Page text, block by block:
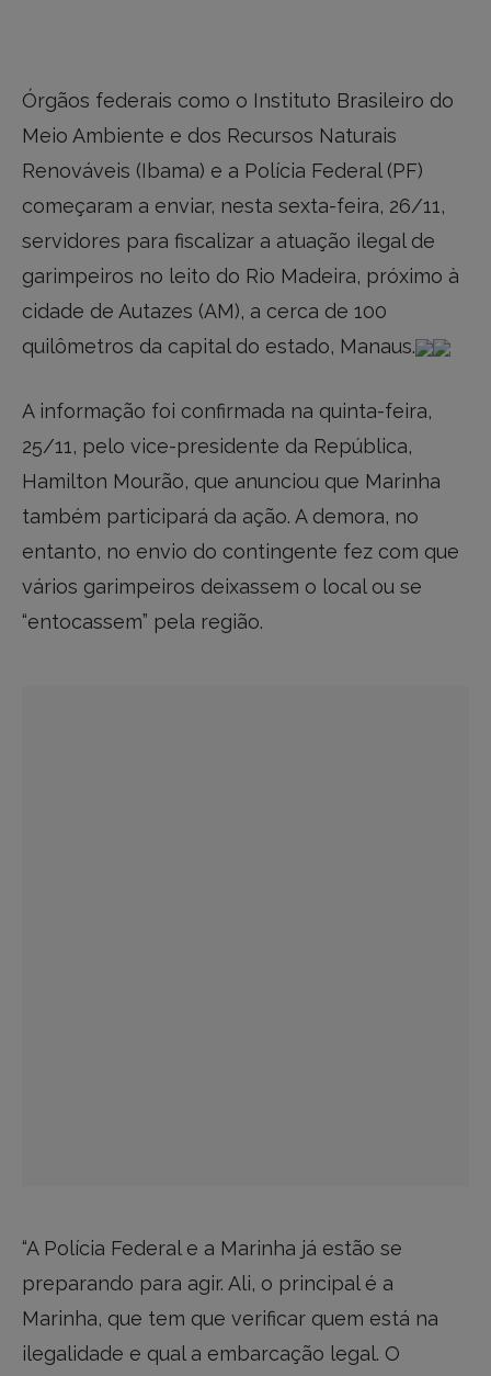
Órgãos federais como o Instituto Brasileiro do
Meio Ambiente e dos Recursos Naturais
Renováveis (Ibama) e a Polícia Federal (PF)
começaram a enviar, nesta sexta-feira, 26/11,
servidores para fiscalizar a atuação ilegal de
garimpeiros no leito do Rio Madeira, próximo à
cidade de Autazes (AM), a cerca de 100
quilômetros da capital do estado, Manaus.
A informação foi confirmada na quinta-feira,
25/11, pelo vice-presidente da República,
Hamilton Mourão, que anunciou que Marinha
também participará da ação. A demora, no
entanto, no envio do contingente fez com que
vários garimpeiros deixassem o local ou se
“entocassem” pela região.
“A Polícia Federal e a Marinha já estão se
preparando para agir. Ali, o principal é a
Marinha, que tem que verificar quem está na
ilegalidade e qual a embarcação legal. O